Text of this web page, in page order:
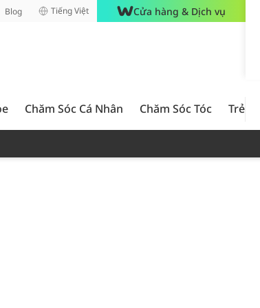
Blog Tiếng Việt Cửa hàng & Dịch vụ
Chăm Sóc Cá Nhân Chăm Sóc Tóc Trẻ Em